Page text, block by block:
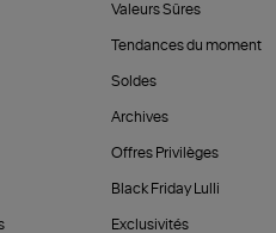
Valeurs Sûres
Tendances du moment
Soldes
Archives
Offres Privilèges
Black Friday Lulli
Exclusivités